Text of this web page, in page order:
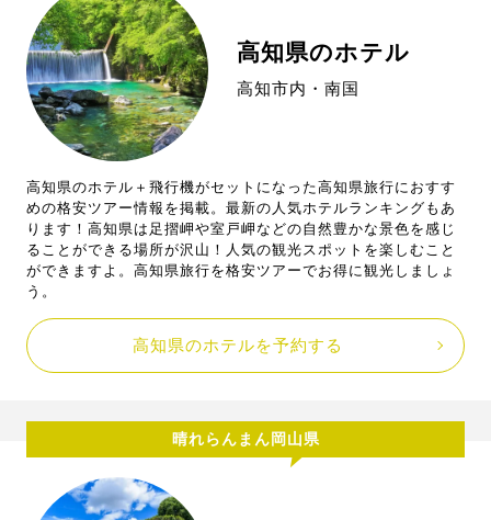
高知県のホテル
高知市内・南国
高知県のホテル＋飛行機がセットになった高知県旅行におすす
めの格安ツアー情報を掲載。最新の人気ホテルランキングもあ
ります！高知県は足摺岬や室戸岬などの自然豊かな景色を感じ
ることができる場所が沢山！人気の観光スポットを楽しむこと
ができますよ。高知県旅行を格安ツアーでお得に観光しましょ
う。
高知県のホテルを予約する
晴れらんまん岡山県